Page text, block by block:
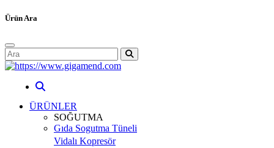
Ürün Ara
ÜRÜNLER
SOĞUTMA
Gıda Sogutma Tüneli
Vidalı Kopresör